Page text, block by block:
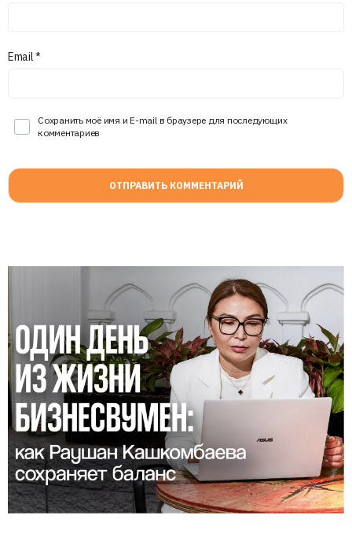
Email*
Сохранить моё имя и E-mail в браузере для последующих
комментариев